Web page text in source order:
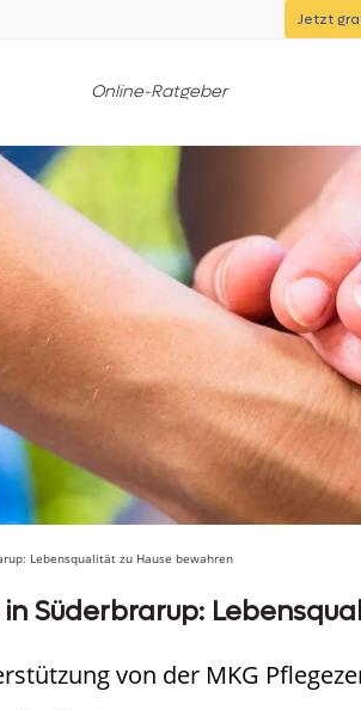
Jetzt
Online-Ratgeber
Lebensqualität zu Hause bewahren
Süderbrarup:
von der MKG